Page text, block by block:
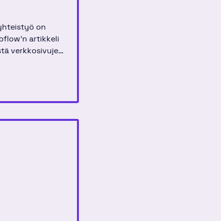
on
artikkeli
verkkosivujen